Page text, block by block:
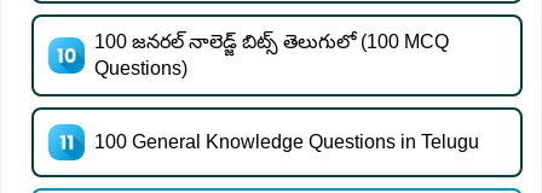
100 జనరల్ నాలెడ్జ్ బిట్స్ తెలుగులో (100 MCQ
Questions)
100 General Knowledge Questions in Telugu